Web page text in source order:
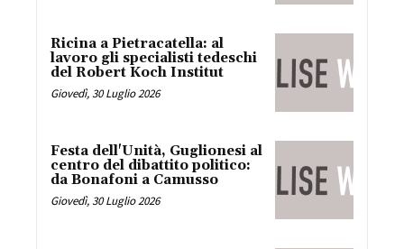
Ricina a Pietracatella: al
lavoro gli specialisti tedeschi
del Robert Koch Institut
Giovedì, 30 Luglio 2026
Festa dell'Unità, Guglionesi al
centro del dibattito politico:
da Bonafoni a Camusso
Giovedì, 30 Luglio 2026